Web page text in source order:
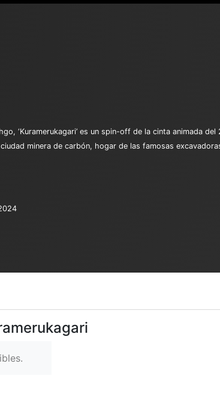
‘Kuramerukagari’ es un spin-off de la cinta animada del
minera de carbón, hogar de las famosas